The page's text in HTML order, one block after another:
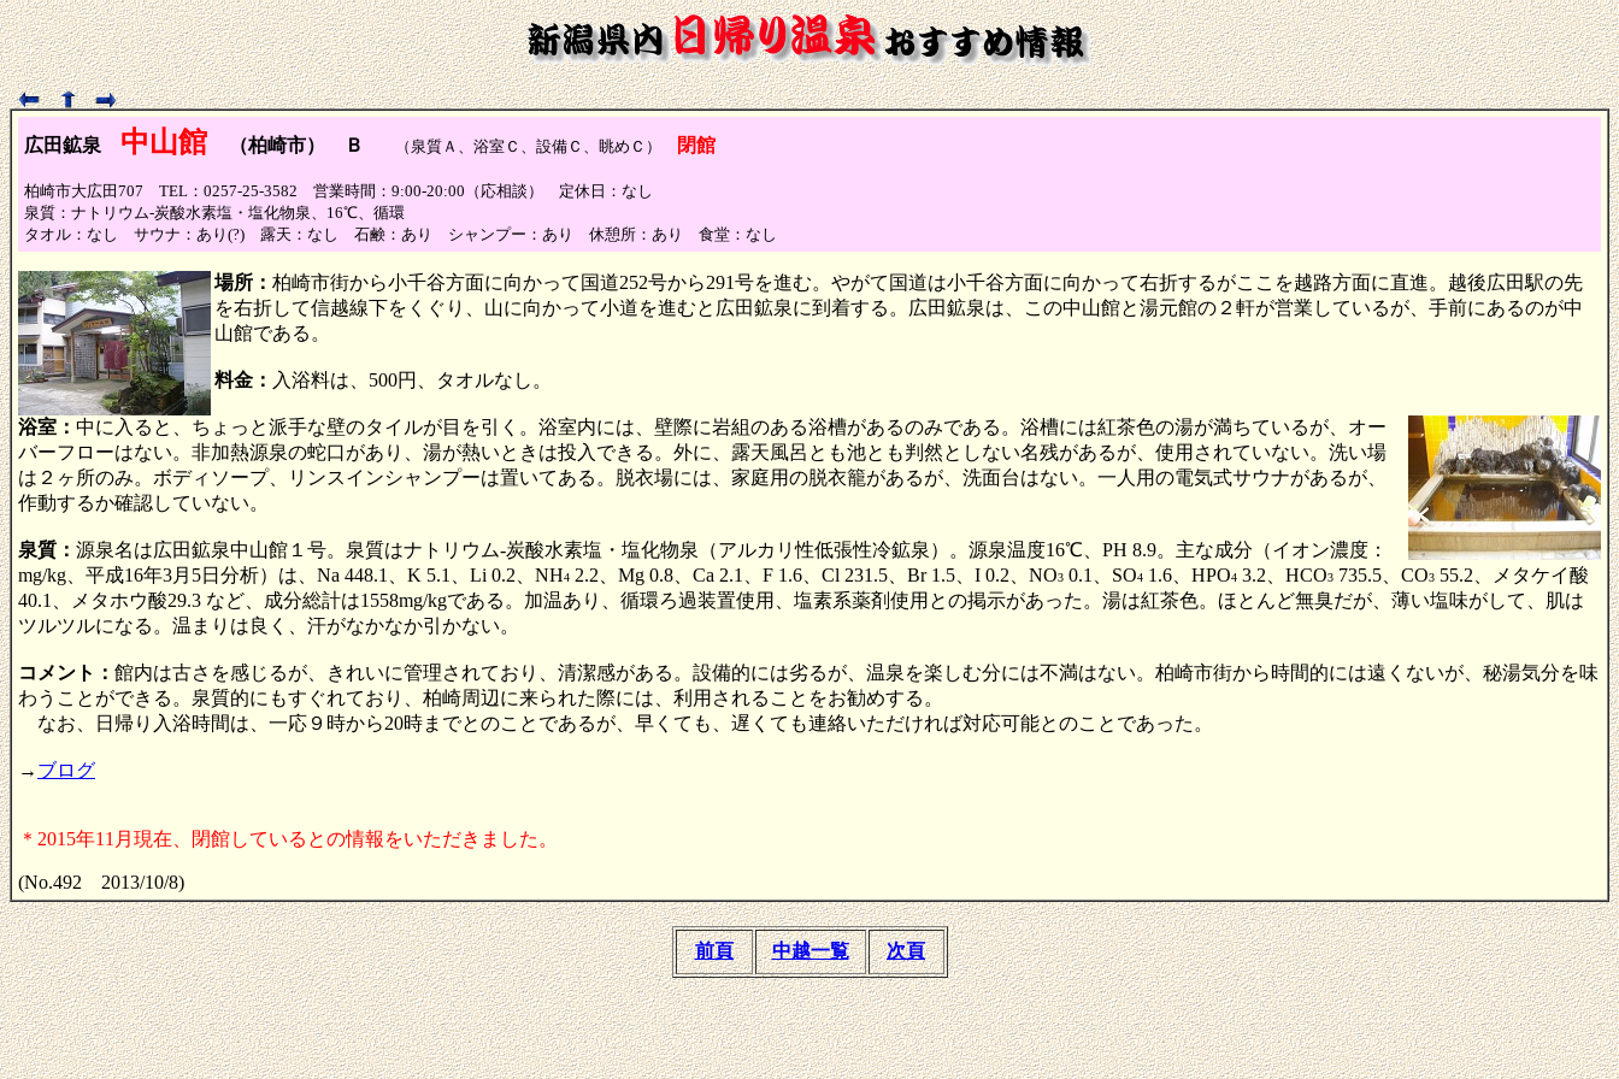
広田鉱泉 中山館 （柏崎市） Ｂ （泉質Ａ、浴室Ｃ、設備Ｃ、眺めＣ） 閉館
柏崎市大広田707 TEL：0257-25-3582 営業時間：9:00-20:00（応相談） 定休日：なし
泉質：ナトリウム-炭酸水素塩・塩化物泉、16℃、循環
タオル：なし サウナ：あり(?) 露天：なし 石鹸：あり シャンプー：あり 休憩所：あり 食堂：なし
場所： 柏崎市街から小千谷方面に向かって国道252号から291号を進む。やがて国道は小千谷方面に向かって右折するがここを越路方面に直進。越後広田駅の先
を右折して信越線下をくぐり、山に向かって小道を進むと広田鉱泉に到着する。広田鉱泉は、この中山館と湯元館の２軒が営業しているが、手前にあるのが中
山館である。
料金： 入浴料は、500円、タオルなし。
浴室： 中に入ると、ちょっと派手な壁のタイルが目を引く。浴室内には、壁際に岩組のある浴槽があるのみである。浴槽には紅茶色の湯が満ちているが、オー
バーフローはない。非加熱源泉の蛇口があり、湯が熱いときは投入できる。外に、露天風呂とも池とも判然としない名残があるが、使用されていない。洗い場
は２ヶ所のみ。ボディソープ、リンスインシャンプーは置いてある。脱衣場には、家庭用の脱衣籠があるが、洗面台はない。一人用の電気式サウナがあるが、
作動するか確認していない。
泉質： 源泉名は広田鉱泉中山館１号。泉質はナトリウム-炭酸水素塩・塩化物泉（アルカリ性低張性冷鉱泉）。源泉温度16℃、PH 8.9。主な成分（イオン濃度：
mg/kg、平成16年3月5日分析）は、Na 448.1、K 5.1、Li 0.2、NH4 2.2、Mg 0.8、Ca 2.1、F 1.6、Cl 231.5、Br 1.5、I 0.2、NO3 0.1、SO4 1.6、HPO4 3.2、HCO3 735.5、CO3 55.2、メタケイ酸
40.1、メタホウ酸29.3 など、成分総計は1558mg/kgである。加温あり、循環ろ過装置使用、塩素系薬剤使用との掲示があった。湯は紅茶色。ほとんど無臭だが、薄い塩味がして、肌は
ツルツルになる。温まりは良く、汗がなかなか引かない。
コメント： 館内は古さを感じるが、きれいに管理されており、清潔感がある。設備的には劣るが、温泉を楽しむ分には不満はない。柏崎市街から時間的には遠くないが、秘湯気分を味
わうことができる。泉質的にもすぐれており、柏崎周辺に来られた際には、利用されることをお勧めする。
なお、日帰り入浴時間は、一応９時から20時までとのことであるが、早くても、遅くても連絡いただければ対応可能とのことであった。
→ ブログ
＊2015年11月現在、閉館しているとの情報をいただきました。
(No.492 2013/10/8)
前頁 中越一覧 次頁